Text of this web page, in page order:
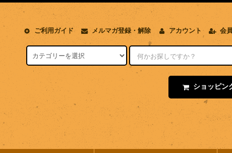
ご利用ガイド メルマガ登録・解除 アカウント 会
ショッピン